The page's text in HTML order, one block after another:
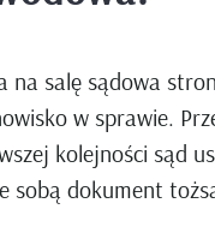
na salę sądowa
w sprawie.
kolejności sąd
sobą dokument